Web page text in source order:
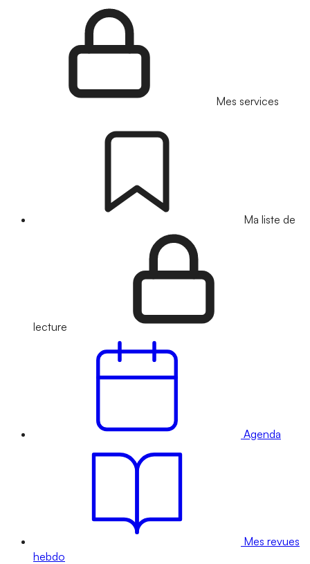
Mes services
Ma liste de
lecture
Agenda
Mes revues
hebdo